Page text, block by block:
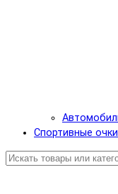
Спортивные очки